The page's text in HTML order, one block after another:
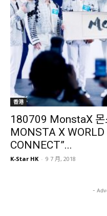
香港
180709 MonstaX
MONSTA X WORLD
CONNECT”...
K-Star HK - 9 7 月, 2018
-